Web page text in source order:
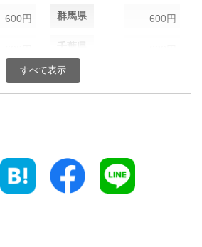
600円 群馬県 600円
千葉県
600円 神奈川県
600円 長野県
すべて表示